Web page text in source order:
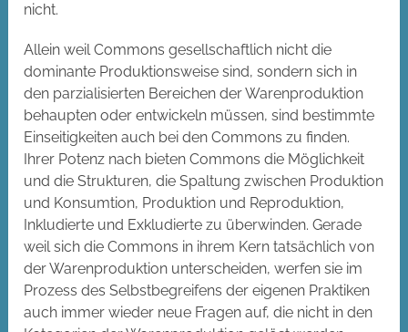
nicht.
Allein weil Commons gesellschaftlich nicht die
dominante Produktionsweise sind, sondern sich in
den parzialisierten Bereichen der Warenproduktion
behaupten oder entwickeln müssen, sind bestimmte
Einseitigkeiten auch bei den Commons zu finden.
Ihrer Potenz nach bieten Commons die Möglichkeit
und die Strukturen, die Spaltung zwischen Produktion
und Konsumtion, Produktion und Reproduktion,
Inkludierte und Exkludierte zu überwinden. Gerade
weil sich die Commons in ihrem Kern tatsächlich von
der Warenproduktion unterscheiden, werfen sie im
Prozess des Selbstbegreifens der eigenen Praktiken
auch immer wieder neue Fragen auf, die nicht in den